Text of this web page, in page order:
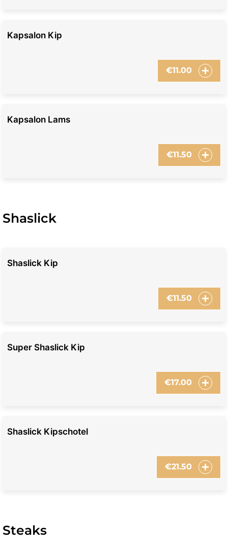
Kapsalon Kip
€11.00
Kapsalon Lams
€11.50
Shaslick
Shaslick Kip
€11.50
Super Shaslick Kip
€17.00
Shaslick Kipschotel
€21.50
Steaks